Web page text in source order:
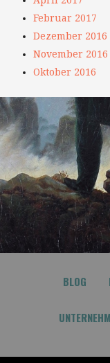
Februar 2017
Dezember 2016
November 2016
Oktober 2016
BLOG